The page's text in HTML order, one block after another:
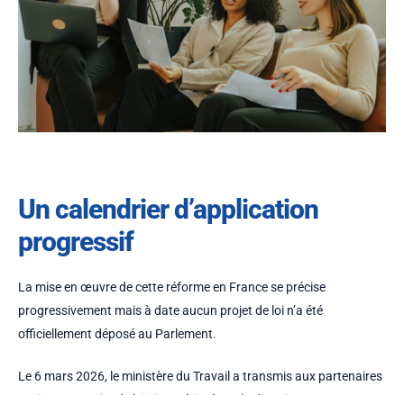
Un calendrier d’application
progressif
La mise en œuvre de cette réforme en France se précise
progressivement mais à date aucun projet de loi n’a été
officiellement déposé au Parlement.
Le 6 mars 2026, le ministère du Travail a transmis aux partenaires